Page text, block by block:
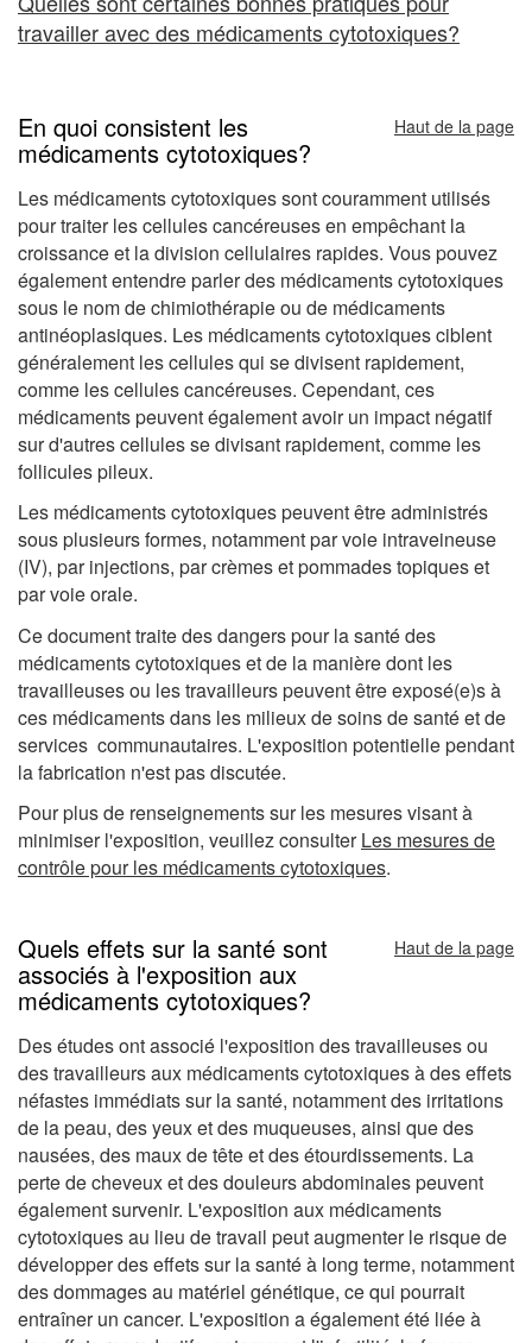
travailler avec des médicaments cytotoxiques?
En quoi consistent les
médicaments cytotoxiques?
Haut de la page
Les médicaments cytotoxiques sont couramment utilisés
pour traiter les cellules cancéreuses en empêchant la
croissance et la division cellulaires rapides. Vous pouvez
également entendre parler des médicaments cytotoxiques
sous le nom de chimiothérapie ou de médicaments
antinéoplasiques. Les médicaments cytotoxiques ciblent
généralement les cellules qui se divisent rapidement,
comme les cellules cancéreuses. Cependant, ces
médicaments peuvent également avoir un impact négatif
sur d'autres cellules se divisant rapidement, comme les
follicules pileux.
Les médicaments cytotoxiques peuvent être administrés
sous plusieurs formes, notamment par voie intraveineuse
(IV), par injections, par crèmes et pommades topiques et
par voie orale.
Ce document traite des dangers pour la santé des
médicaments cytotoxiques et de la manière dont les
travailleuses ou les travailleurs peuvent être exposé(e)s à
ces médicaments dans les milieux de soins de santé et de
services communautaires. L'exposition potentielle pendant
la fabrication n'est pas discutée.
Pour plus de renseignements sur les mesures visant à
minimiser l'exposition, veuillez consulterLes mesures de
contrôle pour les médicaments cytotoxiques.
Quels effets sur la santé sont
associés à l'exposition aux
médicaments cytotoxiques?
Haut de la page
Des études ont associé l'exposition des travailleuses ou
des travailleurs aux médicaments cytotoxiques à des effets
néfastes immédiats sur la santé, notamment des irritations
de la peau, des yeux et des muqueuses, ainsi que des
nausées, des maux de tête et des étourdissements. La
perte de cheveux et des douleurs abdominales peuvent
également survenir. L'exposition aux médicaments
cytotoxiques au lieu de travail peut augmenter le risque de
développer des effets sur la santé à long terme, notamment
des dommages au matériel génétique, ce qui pourrait
entraîner un cancer. L'exposition a également été liée à